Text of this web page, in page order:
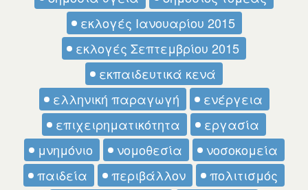
εκλογές Ιανουαρίου 2015
εκλογές Σεπτεμβρίου 2015
εκπαιδευτικά κενά
ελληνική παραγωγή
ενέργεια
επιχειρηματικότητα
εργασία
μνημόνιο
νομοθεσία
νοσοκομεία
παιδεία
περιβάλλον
πολιτισμός